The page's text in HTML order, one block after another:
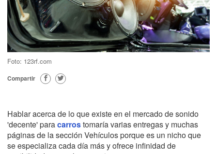
Foto: 123rf.com
Compartir
Hablar acerca de lo que existe en el mercado de sonido
'decente' paracarrostomaría varias entregas y muchas
páginas de la sección Vehículos porque es un nicho que
se especializa cada día más y ofrece infinidad de